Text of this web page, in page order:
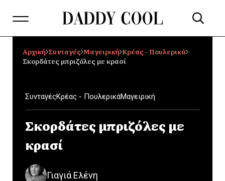
Αρχική Συνταγές Μαγειρική Κρέας - Πουλερικά
Σκορδάτες μπριζόλες με κρασί
ΣυνταγέςΚρέας - ΠουλερικάΜαγειρική
Σκορδάτες μπριζόλες με
κρασί
Γιαγιά Ελένη